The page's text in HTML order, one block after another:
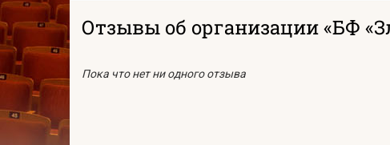
Отзывы об организации «БФ
Пока что нет ни одного отзыва